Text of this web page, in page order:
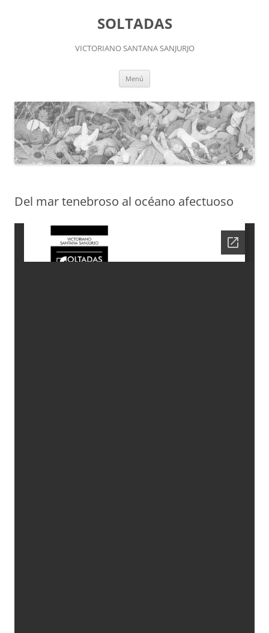
SOLTADAS
VICTORIANO SANTANA SANJURJO
Menú
Del mar tenebroso al océano afectuoso